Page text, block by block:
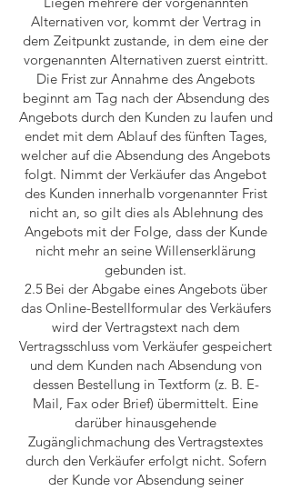
Alternativen vor, kommt der Vertrag in
dem Zeitpunkt zustande, in dem eine der
vorgenannten Alternativen zuerst eintritt.
Die Frist zur Annahme des Angebots
beginnt am Tag nach der Absendung des
Angebots durch den Kunden zu laufen und
endet mit dem Ablauf des fünften Tages,
welcher auf die Absendung des Angebots
folgt. Nimmt der Verkäufer das Angebot
des Kunden innerhalb vorgenannter Frist
nicht an, so gilt dies als Ablehnung des
Angebots mit der Folge, dass der Kunde
nicht mehr an seine Willenserklärung
gebunden ist.
2.5 Bei der Abgabe eines Angebots über
das Online-Bestellformular des Verkäufers
wird der Vertragstext nach dem
Vertragsschluss vom Verkäufer gespeichert
und dem Kunden nach Absendung von
dessen Bestellung in Textform (z. B. E-
Mail, Fax oder Brief) übermittelt. Eine
darüber hinausgehende
Zugänglichmachung des Vertragstextes
durch den Verkäufer erfolgt nicht. Sofern
der Kunde vor Absendung seiner